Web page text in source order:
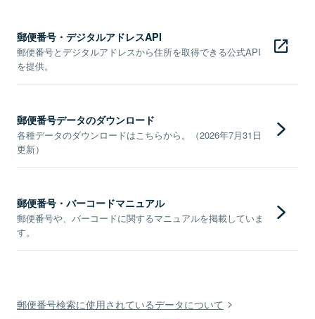
郵便番号・デジタルアドレスAPI
郵便番号とデジタルアドレスから住所を取得できる公式API
を提供。
郵便番号データのダウンロード
各種データのダウンロードはこちらから。（2026年7月31日
更新）
郵便番号・バーコードマニュアル
郵便番号や、バーコードに関するマニュアルを掲載していま
す。
郵便番号検索に使用されているデータについて